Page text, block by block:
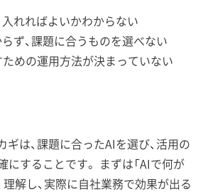
入れればよいかわからない
ず、課題に合うものを選べない
ための運用方法が決まっていない
は、課題に合ったAIを選び、活用の
にすることです。 まずは「AIで何が
解し、実際に自社業務で効果が出る